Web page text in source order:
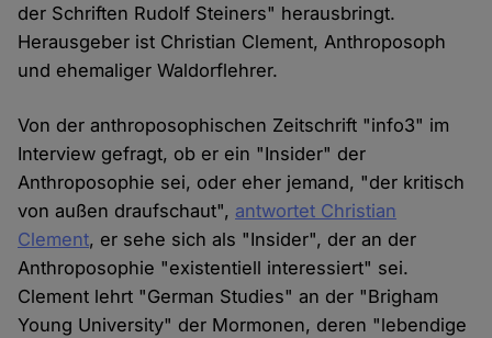
der Schriften Rudolf Steiners" herausbringt.
Herausgeber ist Christian Clement, Anthroposoph
und ehemaliger Waldorflehrer.
Von der anthroposophischen Zeitschrift "info3" im
Interview gefragt, ob er ein "Insider" der
Anthroposophie sei, oder eher jemand, "der kritisch
von außen draufschaut", antwortet Christian
Clement, er sehe sich als "Insider", der an der
Anthroposophie "existentiell interessiert" sei.
Clement lehrt "German Studies" an der "Brigham
Young University" der Mormonen, deren "lebendige